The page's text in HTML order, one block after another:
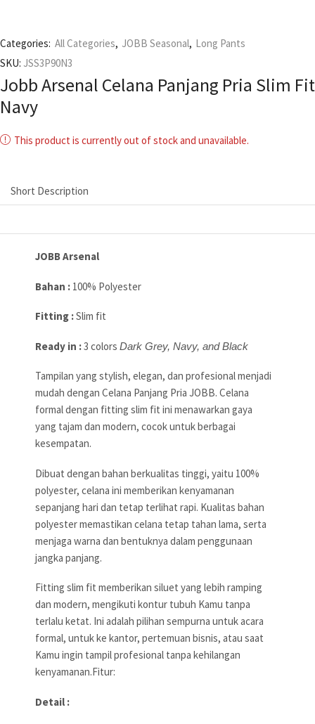
Categories: All Categories, JOBB Seasonal, Long Pants
SKU: JSS3P90N3
Jobb Arsenal Celana Panjang Pria Slim Fit
Navy
This product is currently out of stock and unavailable.
Short Description
JOBB Arsenal
Bahan : 100% Polyester
Fitting :Slim fit
Ready in :3 colors Dark Grey, Navy, and Black
Tampilan yang stylish, elegan, dan profesional menjadi
mudah dengan Celana Panjang Pria JOBB. Celana
formal dengan fitting slim fit ini menawarkan gaya
yang tajam dan modern, cocok untuk berbagai
kesempatan.
Dibuat dengan bahan berkualitas tinggi, yaitu 100%
polyester, celana ini memberikan kenyamanan
sepanjang hari dan tetap terlihat rapi. Kualitas bahan
polyester memastikan celana tetap tahan lama, serta
menjaga warna dan bentuknya dalam penggunaan
jangka panjang.
Fitting slim fit memberikan siluet yang lebih ramping
dan modern, mengikuti kontur tubuh Kamu tanpa
terlalu ketat. Ini adalah pilihan sempurna untuk acara
formal, untuk ke kantor, pertemuan bisnis, atau saat
Kamu ingin tampil profesional tanpa kehilangan
kenyamanan.Fitur:
Detail :